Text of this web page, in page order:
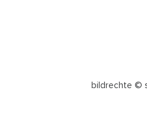
bildrechte ©